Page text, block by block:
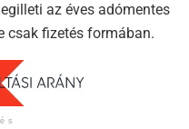
az éves adómentes
csak fizetés formában.